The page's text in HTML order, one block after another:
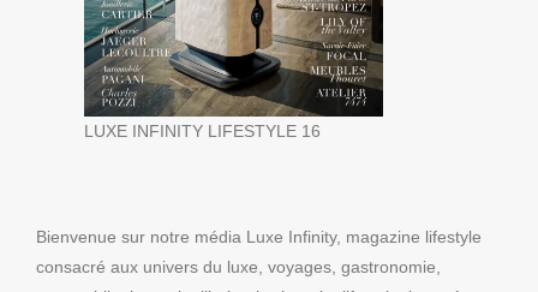
LUXE INFINITY LIFESTYLE 16
Bienvenue sur notre média Luxe Infinity, magazine lifestyle
consacré aux univers du luxe, voyages, gastronomie,